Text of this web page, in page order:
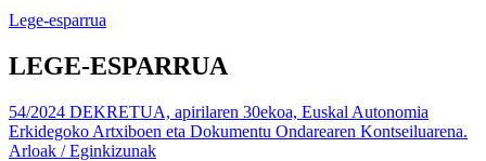
Lege-esparrua
LEGE-ESPARRUA
54/2024 DEKRETUA, apirilaren 30ekoa, Euskal Autonomia
Erkidegoko Artxiboen eta Dokumentu Ondarearen Kontseiluarena.
Arloak / Eginkizunak